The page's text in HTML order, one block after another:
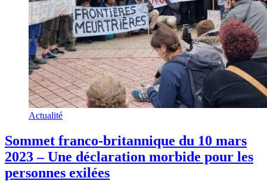
Actualité
Sommet franco-britannique du 10 mars
2023 – Une déclaration morbide pour les
personnes exilées